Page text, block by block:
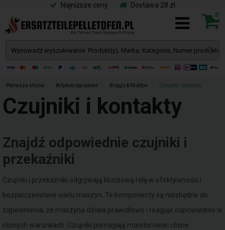
Najniższe ceny Dostawa 28 zl
0
Pierwsza strona Artykuły ogrodowe Briggs & Stratton Czujniki i kontakty
Czujniki i kontakty
Znajdź odpowiednie czujniki i
przekaźniki
Czujniki i przekaźniki odgrywają kluczową rolę w efektywności i
bezpieczeństwie wielu maszyn. Te komponenty są niezbędne do
zapewnienia, że maszyna działa prawidłowo i reaguje odpowiednio w
różnych warunkach. Czujniki pomagają monitorować różne